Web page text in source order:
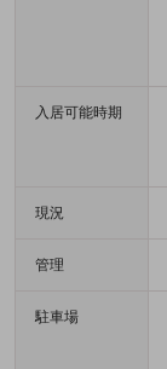
入居可能時期
現況
管理
駐車場